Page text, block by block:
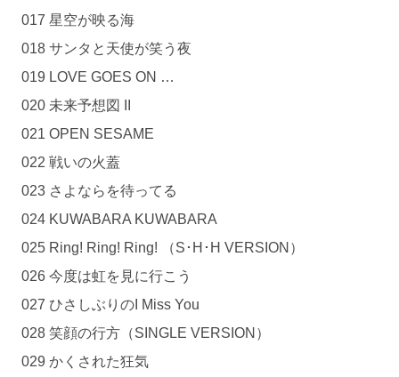
017 星空が映る海
018 サンタと天使が笑う夜
019 LOVE GOES ON …
020 未来予想図 II
021 OPEN SESAME
022 戦いの火蓋
023 さよならを待ってる
024 KUWABARA KUWABARA
025 Ring! Ring! Ring! （S･H･H VERSION）
026 今度は虹を見に行こう
027 ひさしぶりのI Miss You
028 笑顔の行方（SINGLE VERSION）
029 かくされた狂気